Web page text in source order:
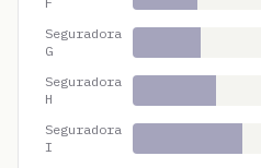
Seguradora
G
Seguradora
H
Seguradora
I